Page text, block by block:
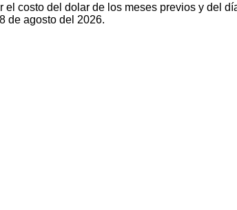
el costo del dolar de los meses previos y del
de agosto del 2026.